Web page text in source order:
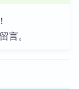
言。